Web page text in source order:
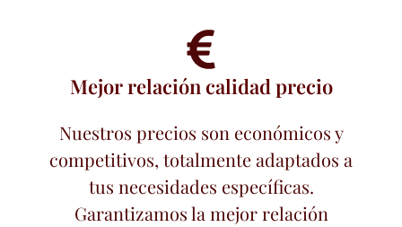
Mejor relación calidad precio
Nuestros precios son económicos y
competitivos, totalmente adaptados a
tus necesidades específicas.
Garantizamos la mejor relación